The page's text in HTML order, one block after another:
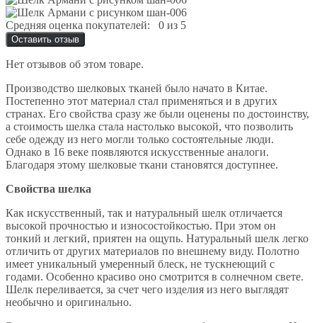
Средняя оценка покупателей: 0 из 5
Оставить отзыв
Нет отзывов об этом товаре.
Производство шелковых тканей было начато в Китае.
Постепенно этот материал стал применяться и в других
странах. Его свойства сразу же были оценены по достоинству,
а стоимость шелка стала настолько высокой, что позволить
себе одежду из него могли только состоятельные люди.
Однако в 16 веке появляются искусственные аналоги.
Благодаря этому шелковые ткани становятся доступнее.
Свойства шелка
Как искусственный, так и натуральный шелк отличается
высокой прочностью и износостойкостью. При этом он
тонкий и легкий, приятен на ощупь. Натуральный шелк легко
отличить от других материалов по внешнему виду. Полотно
имеет уникальный умеренный блеск, не тускнеющий с
годами. Особенно красиво оно смотрится в солнечном свете.
Шелк переливается, за счет чего изделия из него выглядят
необычно и оригинально.